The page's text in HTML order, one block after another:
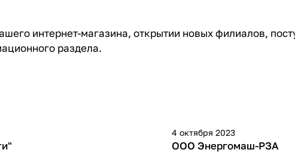
интернет-магазина, открытии новых филиалов,
раздела.
4 октября 2023
ООО Энергомаш-РЗА